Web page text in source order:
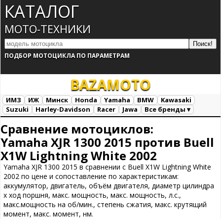
КАТАЛОГ
МОТО-ТЕХНИКИ
ПОДБОР МОТОЦИКЛА ПО ПАРАМЕТРАМ
BAZAMOTO
ИМЗ ИЖ Минск Honda Yamaha BMW
Kawasaki
Suzuki
Harley-Davidson Racer Jawa
Все бренды ▾
Сравнение мотоциклов:
Yamaha XJR 1300 2015 против Buell
X1W Lightning White 2002
Yamaha XJR 1300 2015 в сравнении с Buell X1W Lightning White
2002 по цене и сопоставление по характеристикам:
аккумулятор, двигатель, объём двигателя, диаметр цилиндра
х ход поршня, макс. мощность, макс. мощность, л.с.,
макс.мощность на об/мин., степень сжатия, макс. крутящий
момент, макс. момент, нм.